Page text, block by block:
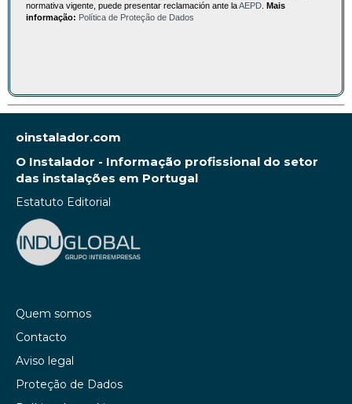
normativa vigente, puede presentar reclamación ante laAEPD
Mais
informação: Política de Proteção de Dados
oinstalador.com
O Instalador - Informação profissional do setor
das instalações em Portugal
Estatuto Editorial
Quem somos
Contacto
Aviso legal
Proteção de Dados